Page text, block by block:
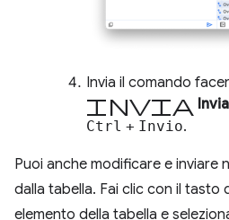
Invia il comando
Invia
Ctrl + Invio.
Puoi anche modificare e inviare
dalla tabella. Fai clic con il tasto
elemento della tabella e